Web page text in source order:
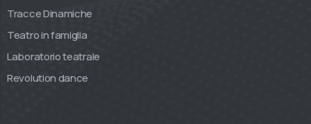
Tracce Dinamiche
Teatro in famiglia
Laboratorio teatrale
Revolution dance